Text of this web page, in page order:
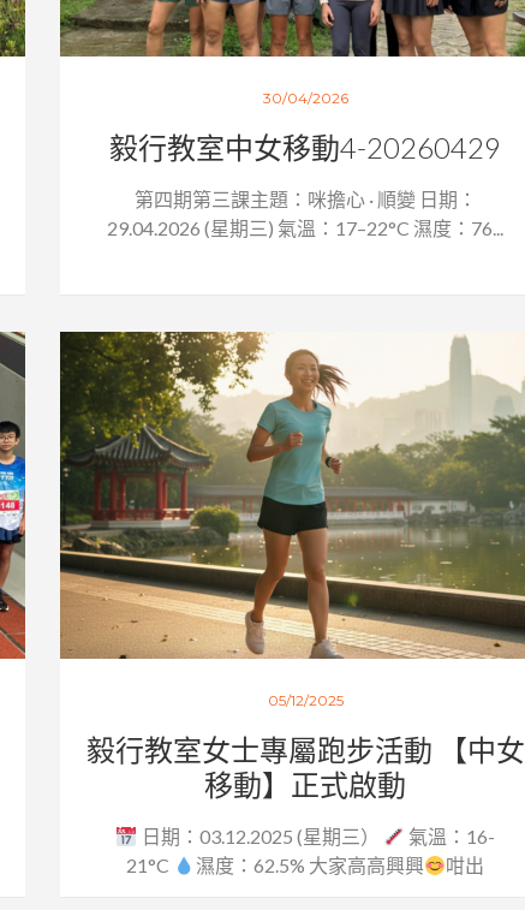
30/04/2026
毅行教室中女移動4-20260429
第四期第三課主題：咪擔心 · 順變 日期：
29.04.2026 (星期三) 氣溫：17–22°C 濕度：76...
05/12/2025
毅行教室女士專屬跑步活動 【中女
移動】正式啟動
日期：03.12.2025 (星期三）
氣溫：16-
21°C
濕度：62.5% 大家高高興興
咁出